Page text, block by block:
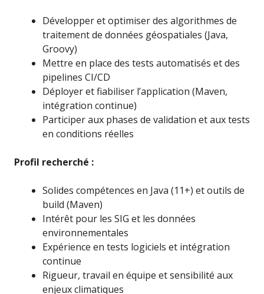
Développer et optimiser des algorithmes de
traitement de données géospatiales (Java,
Groovy)
Mettre en place des tests automatisés et des
pipelines CI/CD
Déployer et fiabiliser l’application (Maven,
intégration continue)
Participer aux phases de validation et aux tests
en conditions réelles
Profil recherché :
Solides compétences en Java (11+) et outils de
build (Maven)
Intérêt pour les SIG et les données
environnementales
Expérience en tests logiciels et intégration
continue
Rigueur, travail en équipe et sensibilité aux
enjeux climatiques